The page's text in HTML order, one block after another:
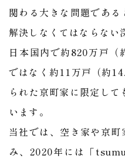
関わる大きな問題であ
解決しなくてはならない
日本国内で約820万戸
ではなく約11万戸（約
られた京町家に限定し
います。
当社では、空き家や京
み、2020年には「